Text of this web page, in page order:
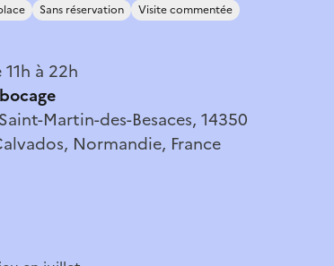
Sans réservation Visite commentée
à 22h
Martin-des-Besaces, 14350
Normandie, France